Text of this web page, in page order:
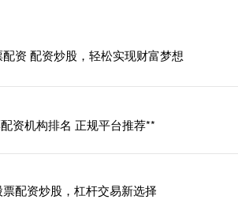
资 配资炒股，轻松实现财富梦想
资机构排名 正规平台推荐**
配资炒股，杠杆交易新选择